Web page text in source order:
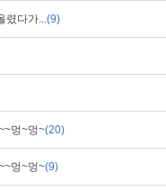
렸다가...(9)
멍~멍~(20)
멍~멍~(9)